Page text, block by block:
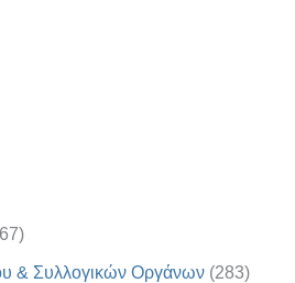
& Συλλογικών Οργάνων (283)